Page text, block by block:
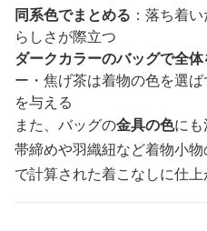
同系色でまとめる ：落ち着
らしさが際立つ
ダークカラーのバッグで全
ー・焦げ茶は着物の色を選
を与える
また、バッグの金具の色にも
帯締めや羽織紐など着物小
で計算された着こなしに仕上